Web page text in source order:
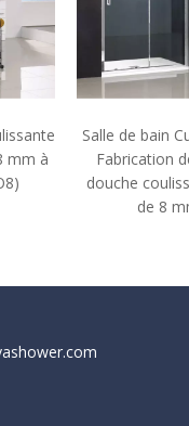
Custom Custom
de boîtiers de
en verre